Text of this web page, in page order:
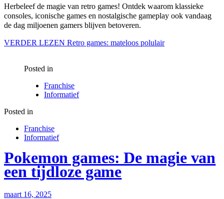
Herbeleef de magie van retro games! Ontdek waarom klassieke
consoles, iconische games en nostalgische gameplay ook vandaag
de dag miljoenen gamers blijven betoveren.
VERDER LEZEN Retro games: mateloos polulair
Posted in
Franchise
Informatief
Posted in
Franchise
Informatief
Pokemon games: De magie van
een tijdloze game
maart 16, 2025